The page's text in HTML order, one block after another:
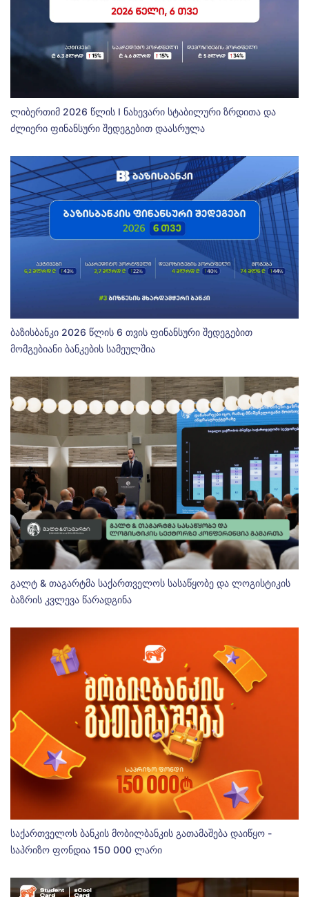
ლიბერთიმ 2026 წლის I ნახევარი სტაბილური ზრდითა და
ძლიერი ფინანსური შედეგებით დაასრულა
ბაზისბანკი 2026 წლის 6 თვის ფინანსური შედეგებით
მომგებიანი ბანკების სამეულშია
გალტ & თაგარტმა საქართველოს სასაწყობე და ლოგისტიკის
ბაზრის კვლევა წარადგინა
საქართველოს ბანკის მობილბანკის გათამაშება დაიწყო -
საპრიზო ფონდია 150 000 ლარი